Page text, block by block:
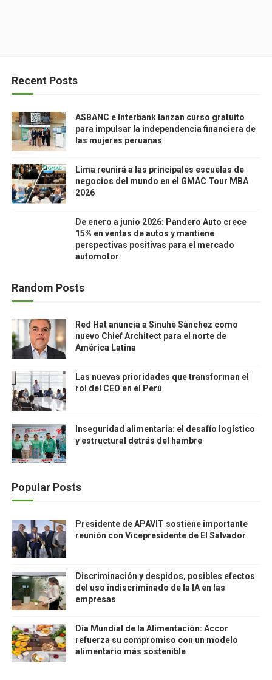
Recent Posts
ASBANC e Interbank lanzan curso gratuito
para impulsar la independencia financiera de
las mujeres peruanas
Lima reunirá a las principales escuelas de
negocios del mundo en el GMAC Tour MBA
2026
De enero a junio 2026: Pandero Auto crece
15% en ventas de autos y mantiene
perspectivas positivas para el mercado
automotor
Random Posts
Red Hat anuncia a Sinuhé Sánchez como
nuevo Chief Architect para el norte de
América Latina
Las nuevas prioridades que transforman el
rol del CEO en el Perú
Inseguridad alimentaria: el desafío logístico
y estructural detrás del hambre
Popular Posts
Presidente de APAVIT sostiene importante
reunión con Vicepresidente de El Salvador
Discriminación y despidos, posibles efectos
del uso indiscriminado de la IA en las
empresas
Día Mundial de la Alimentación: Accor
refuerza su compromiso con un modelo
alimentario más sostenible